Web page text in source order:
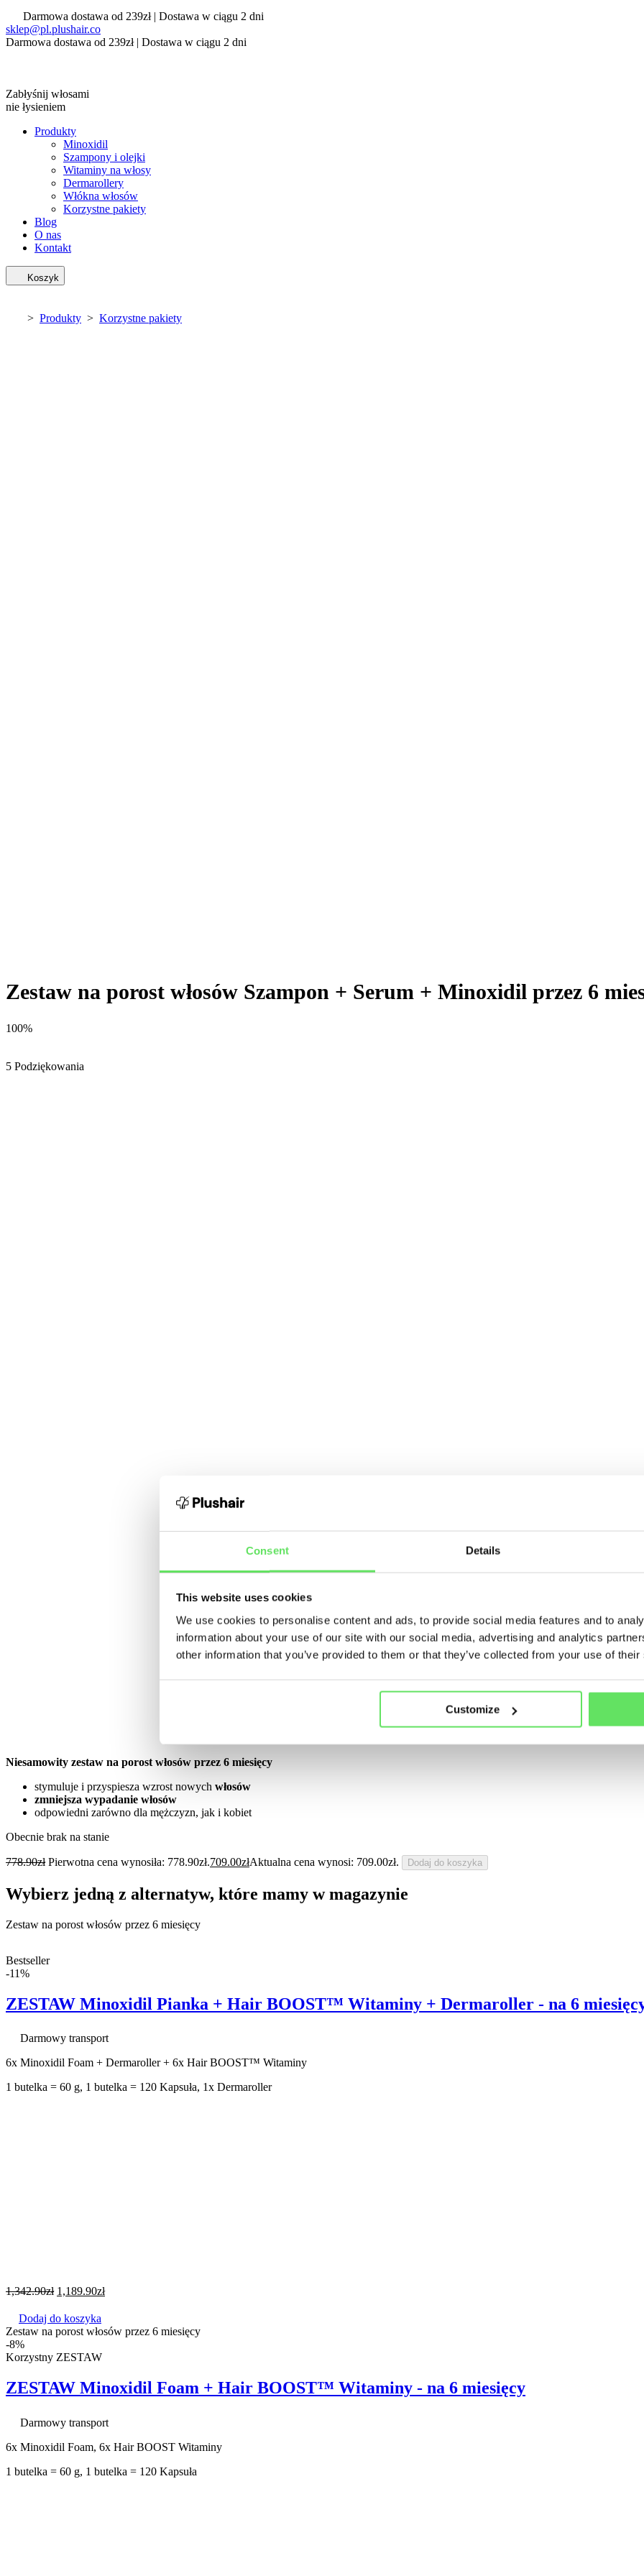
Consent Details
This website uses cookies
We use cookies to personalise content and ads, to provide social media features and to
information about your use of our site with our social media, advertising and analytics
other information that you’ve provided to them or that they’ve collected from your use of
Customize
Darmowa dostawa od 239zł | Dostawa w ciągu 2 dni
sklep@pl.plushair.co
Darmowa dostawa od 239zł | Dostawa w ciągu 2 dni
Zabłyśnij włosami
nie łysieniem
Produkty
Minoxidil
Szampony i olejki
Witaminy na włosy
Dermarollery
Włókna włosów
Korzystne pakiety
Blog
O nas
Kontakt
Koszyk
> Produkty > Korzystne pakiety
Zestaw na porost włosów Szampon + Serum + Minoxidil przez 6
100%
5 Podziękowania
Niesamowity zestaw na porost włosów przez 6 miesięcy
stymuluje i przyspiesza wzrost nowych włosów
zmniejsza wypadanie włosów
odpowiedni zarówno dla mężczyzn, jak i kobiet
Obecnie brak na stanie
778.90zł Pierwotna cena wynosiła: 778.90zł.709.00złAktualna cena wynosi: 709.00zł. Dodaj do koszyka
Wybierz jedną z alternatyw, które mamy w magazynie
Zestaw na porost włosów przez 6 miesięcy
Bestseller
-11%
ZESTAW Minoxidil Pianka + Hair BOOST™ Witaminy + Dermaroller - na 6
Darmowy transport
6x Minoxidil Foam + Dermaroller + 6x Hair BOOST™ Witaminy
1 butelka = 60 g, 1 butelka = 120 Kapsuła, 1x Dermaroller
1,342.90zł 1,189.90zł
Dodaj do koszyka
Zestaw na porost włosów przez 6 miesięcy
-8%
Korzystny ZESTAW
ZESTAW Minoxidil Foam + Hair BOOST™ Witaminy - na 6 miesięcy
Darmowy transport
6x Minoxidil Foam, 6x Hair BOOST Witaminy
1 butelka = 60 g, 1 butelka = 120 Kapsuła